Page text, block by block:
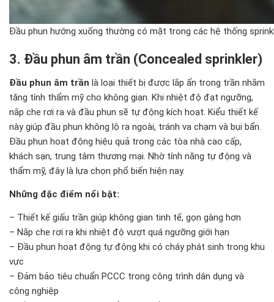
Đầu phun hướng xuống thường có mặt trong các hệ thống
3. Đầu phun âm trần (Concealed sprinkler)
Đầu phun âm trần là loại thiết bị được lắp ẩn trong trần nhằm
tăng tính thẩm mỹ cho không gian. Khi nhiệt độ đạt ngưỡng,
nắp che rơi ra và đầu phun sẽ tự động kích hoạt. Kiểu thiết kế
này giúp đầu phun không lộ ra ngoài, tránh va chạm và bụi bẩn.
Đầu phun hoạt động hiệu quả trong các tòa nhà cao cấp,
khách sạn, trung tâm thương mại. Nhờ tính năng tự động và
thẩm mỹ, đây là lựa chọn phổ biến hiện nay.
Những đặc điểm nổi bật:
– Thiết kế giấu trần giúp không gian tinh tế, gọn gàng hơn
– Nắp che rơi ra khi nhiệt độ vượt quá ngưỡng giới hạn
– Đầu phun hoạt động tự động khi có cháy phát sinh trong khu
vực
– Đảm bảo tiêu chuẩn PCCC trong công trình dân dụng và
công nghiệp